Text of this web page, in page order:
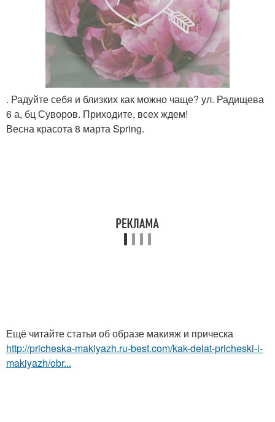
. Радуйте себя и близких как можно чаще? ул. Радищева
6 а, бц Суворов. Приходите, всех ждем!
Весна красота 8 марта Spring.
Ещё читайте статьи об образе макияж и прическа
http://pricheska-makiyazh.ru-best.com/kak-delat-pricheski-i-
makiyazh/obr...